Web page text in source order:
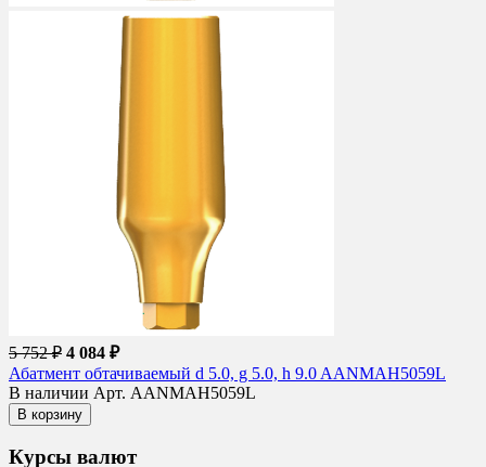
5 752 ₽ 4 084 ₽
Абатмент обтачиваемый d 5.0, g 5.0, h 9.0 AANMAH5059L
В наличии Арт. AANMAH5059L
В корзину
Курсы валют